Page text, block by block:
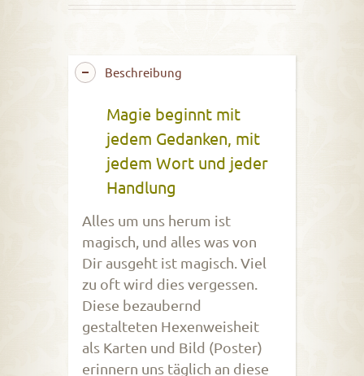
Beschreibung
Magie beginnt mit
jedem Gedanken, mit
jedem Wort und jeder
Handlung
Alles um uns herum ist
magisch, und alles was von
Dir ausgeht ist magisch. Viel
zu oft wird dies vergessen.
Diese bezaubernd
gestalteten Hexenweisheit
als Karten und Bild (Poster)
erinnern uns täglich an diese